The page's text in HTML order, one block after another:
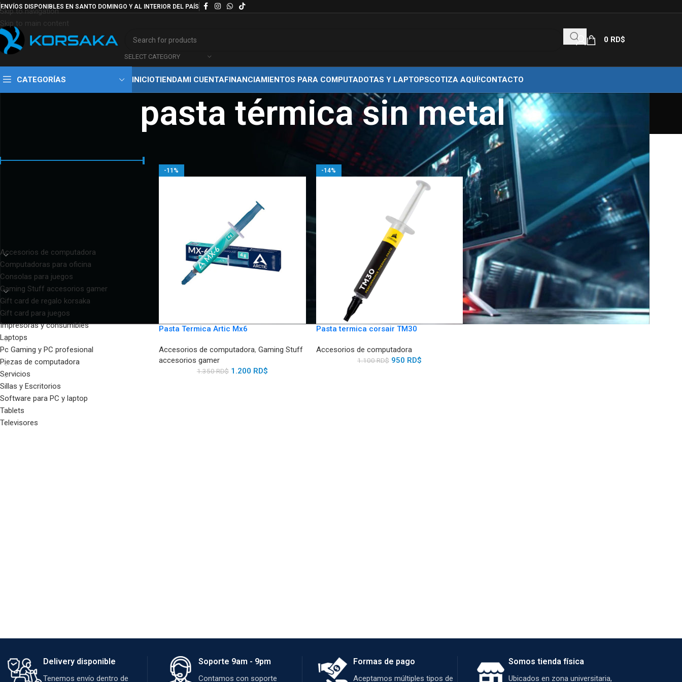
Skip to navigation
Skip to main content
ENVÍOS DISPONIBLES EN SANTO DOMINGO Y AL INTERIOR DEL PAÍS
SELECT CATEGORY
0 RD$
CATEGORÍAS INICIOTIENDAMI CUENTAFINANCIAMIENTOS PARA COMPUTADOTAS Y LAPTOPSCOTIZA AQUÍ!CONTACTO
pasta térmica sin metal
Accesorios de computadora
Computadoras para oficina
Consolas para juegos
Gaming Stuff accesorios gamer
Gift card de regalo korsaka
Gift card para juegos
Impresoras y consumibles
Laptops
Pc Gaming y PC profesional
Piezas de computadora
Servicios
Sillas y Escritorios
Software para PC y laptop
Tablets
Televisores
Productos etiquetados “pasta térmica sin metal” Show 18
-11%
Pasta Termica Artic Mx6
Accesorios de computadora, Gaming Stuff
accesorios gamer
1.350RD$ 1.200 RD$
-14%
Pasta termica corsair TM30
Accesorios de computadora
1.100RD$ 950 RD$
Delivery disponible
Tenemos envío dentro de
Soporte 9am - 9pm
Contamos con soporte
Formas de pago
Aceptamos múltiples tipos de
Somos tienda física
Ubicados en zona universitaria,